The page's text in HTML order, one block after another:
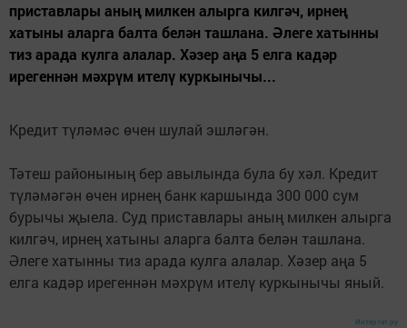
приставлары аның милкен алырга килгәч, ирнең
хатыны аларга балта белән ташлана. Әлеге хатынны
тиз арада кулга алалар. Хәзер аңа 5 елга кадәр
ирегеннән мәхрүм ителү куркынычы...
Кредит түләмәс өчен шулай эшләгән.
Тәтеш районының бер авылында була бу хәл. Кредит
түләмәгән өчен ирнең банк каршында 300 000 сум
бурычы җыела. Суд приставлары аның милкен алырга
килгәч, ирнең хатыны аларга балта белән ташлана.
Әлеге хатынны тиз арада кулга алалар. Хәзер аңа 5
елга кадәр ирегеннән мәхрүм ителү куркынычы яный.
Интертат.ру